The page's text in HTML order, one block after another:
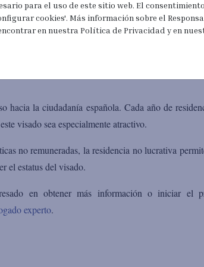
hecho y dependientes, pueden incluirse en la
tener recursos económicos suficientes para su
al 400% del IPREM mensual, actualmente
por cada dependiente. Estos ingresos pueden
hacia la ciudadanía española. Cada año de
visado sea especialmente atractivo.
no remuneradas, la residencia no lucrativa
el estatus del visado.
en obtener más información o iniciar el
experto.
para el uso de este sitio web. El
cookies'. Más información sobre el
en nuestra Política de Privacidad y en